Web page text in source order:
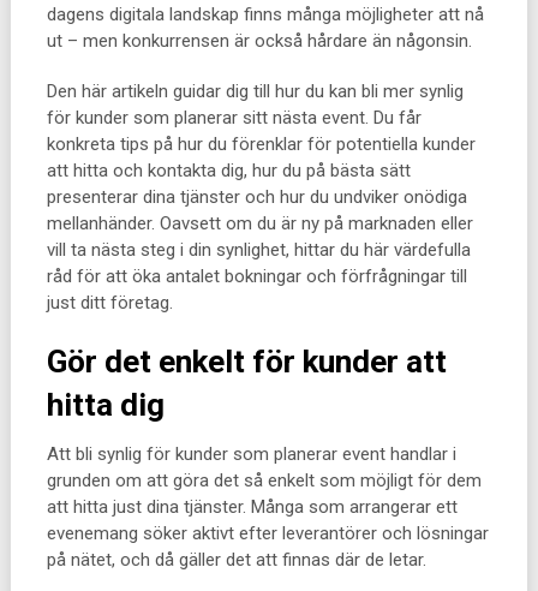
dagens digitala landskap finns många möjligheter att nå
ut – men konkurrensen är också hårdare än någonsin.
Den här artikeln guidar dig till hur du kan bli mer synlig
för kunder som planerar sitt nästa event. Du får
konkreta tips på hur du förenklar för potentiella kunder
att hitta och kontakta dig, hur du på bästa sätt
presenterar dina tjänster och hur du undviker onödiga
mellanhänder. Oavsett om du är ny på marknaden eller
vill ta nästa steg i din synlighet, hittar du här värdefulla
råd för att öka antalet bokningar och förfrågningar till
just ditt företag.
Gör det enkelt för kunder att
hitta dig
Att bli synlig för kunder som planerar event handlar i
grunden om att göra det så enkelt som möjligt för dem
att hitta just dina tjänster. Många som arrangerar ett
evenemang söker aktivt efter leverantörer och lösningar
på nätet, och då gäller det att finnas där de letar.